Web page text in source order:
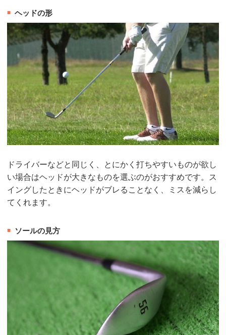
ヘッドの形
ドライバーなどと同じく、とにかく打ちやすいものが欲し
い場合はヘッドが大きなものを選ぶのがおすすめです。ス
イングしたときにヘッドがブレることなく、ミスを減らし
てくれます。
ソールの見方